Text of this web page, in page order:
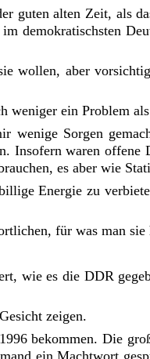
guten alten Zeit, als
demokratischsten
wollen, aber
ein Problem
Sorgen
waren
es aber wie
Energie zu
für was man
wie es die DDR
zeigen.
bekommen. Die